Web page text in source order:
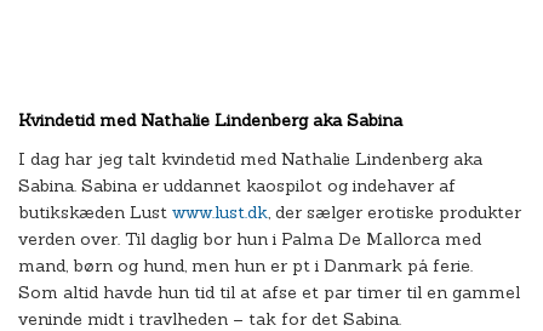
Kvindetid med Nathalie Lindenberg aka Sabina
I dag har jeg talt kvindetid med Nathalie Lindenberg aka
Sabina. Sabina er uddannet kaospilot og indehaver af
butikskæden Lust www.lust.dk, der sælger erotiske produkter
verden over. Til daglig bor hun i Palma De Mallorca med
mand, børn og hund, men hun er pt i Danmark på ferie.
Som altid havde hun tid til at afse et par timer til en gammel
veninde midt i travlheden – tak for det Sabina.